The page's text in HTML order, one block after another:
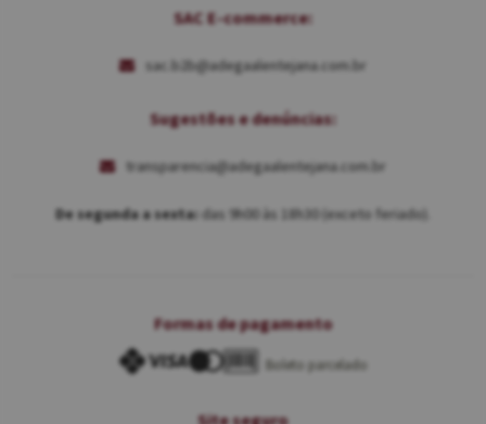
SAC E-commerce:
sac.b2b@adegaalentejana.com.br
Sugestões e denúncias:
transparencia@adegaalentejana.com.br
De segunda a sexta: das 9h00 às 18h30 (exceto feriado).
Formas de pagamento
Boleto parcelado
Site seguro